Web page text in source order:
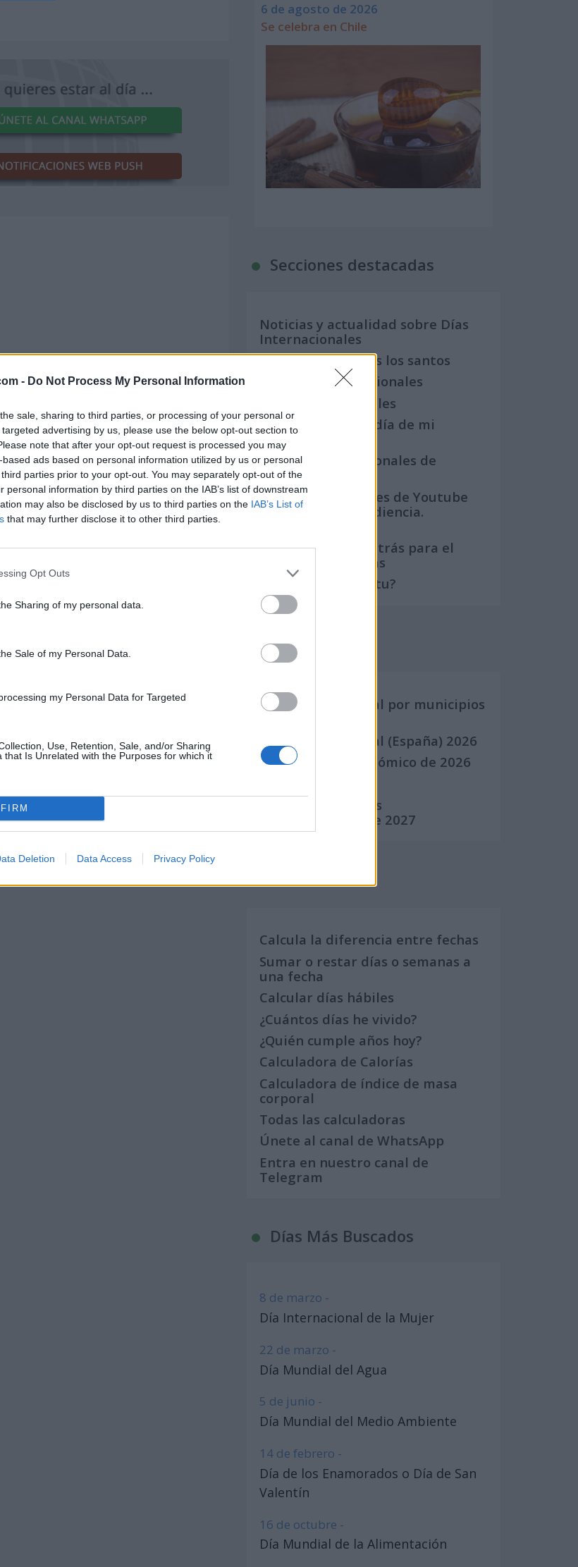
- Do Not Process My Personal Information
sale, sharing to third parties, or processing of your personal or
advertising by us, please use the below opt-out section to
note that after your opt-out request is processed you may
ads based on personal information utilized by us or personal
parties prior to your opt-out. You may separately opt-out of the
personal information by third parties on the IAB’s list of downstream
may also be disclosed by us to third parties on the IAB’s List of
that may further disclose it to other third parties.
Opt Outs
Sharing of my personal data.
Sale of my Personal Data.
my Personal Data for Targeted
Use, Retention, Sale, and/or Sharing
that Is Unrelated with the Purposes for which it
Deletion Data Access Privacy Policy
6 de agosto de 2026
Se celebra en Chile
Secciones destacadas
Noticias y actualidad sobre Días
Internacionales
Onomástica. Todos los santos
Semanas Internacionales
Años Internacionales
Qué se celebra el día de mi
cumpleaños
Eventos internacionales de
cultura
Los mejores canales de Youtube
según nuestra audiencia.
Crea una cuenta atrás para el
evento que quieras
¿Qué día crearías tu?
Calendarios
Calendario Laboral por municipios
Calendario Laboral (España) 2026
Calendario Astronómico de 2026
Calendario de Días
Internacionales de 2027
Calculadoras
Calcula la diferencia entre fechas
Sumar o restar días o semanas a
una fecha
Calcular días hábiles
¿Cuántos días he vivido?
¿Quién cumple años hoy?
Calculadora de Calorías
Calculadora de índice de masa
corporal
Todas las calculadoras
Únete al canal de WhatsApp
Entra en nuestro canal de
Telegram
Días Más Buscados
8 de marzo -
Día Internacional de la Mujer
22 de marzo -
Día Mundial del Agua
5 de junio -
Día Mundial del Medio Ambiente
14 de febrero -
Día de los Enamorados o Día de San
Valentín
16 de octubre -
Día Mundial de la Alimentación